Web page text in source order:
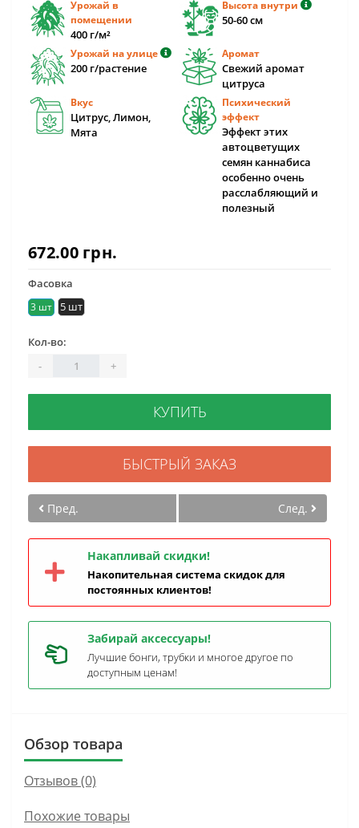
Урожай в
помещении
400 г/м²
Высота внутри
50-60 cм
Урожай на улице
200 г/растение
Аромат
Свежий аромат
цитруса
Вкус
Цитрус, Лимон,
Мята
Психический
эффект
Эффект этих
автоцветущих
семян каннабиса
особенно очень
расслабляющий и
полезный
672.00 грн.
Фасовка
3 шт 5 шт
Кол-во:
-
+
КУПИТЬ
БЫСТРЫЙ ЗАКАЗ
Пред. След.
Накапливай скидки!
Накопительная система скидок для
постоянных клиентов!
Забирай аксессуары!
Лучшие бонги, трубки и многое другое по
доступным ценам!
Обзор товара
Отзывов (0)
Похожие товары